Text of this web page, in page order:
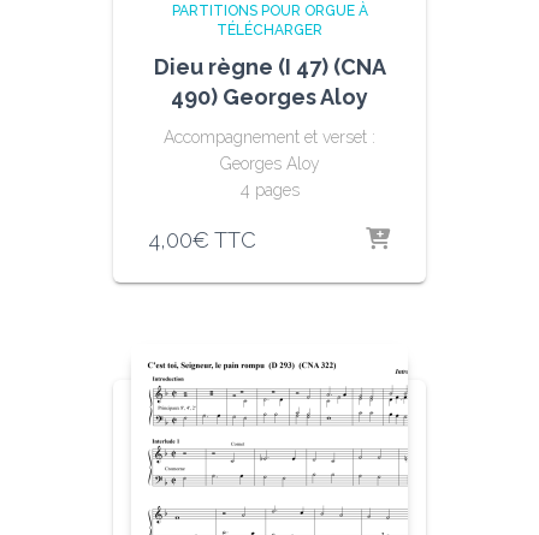
PARTITIONS POUR ORGUE À
TÉLÉCHARGER
Dieu règne (I 47) (CNA
490) Georges Aloy
Accompagnement et verset :
Georges Aloy
4 pages
4,00€ TTC